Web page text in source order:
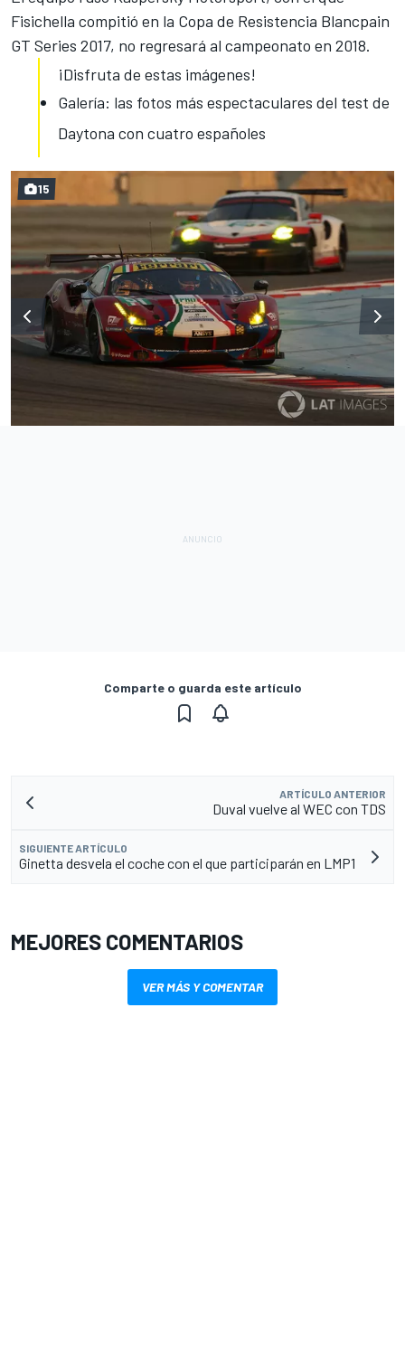
Fisichella compitió en la Copa de Resistencia Blancpain
GT Series 2017, no regresará al campeonato en 2018.
¡Disfruta de estas imágenes!
Galería: las fotos más espectaculares del test de
Daytona con cuatro españoles
15
Comparte o guarda este artículo
ARTÍCULO ANTERIOR
Duval vuelve al WEC con TDS
SIGUIENTE ARTÍCULO
Ginetta desvela el coche con el que participarán en LMP1
MEJORES COMENTARIOS
VER MÁS Y COMENTAR